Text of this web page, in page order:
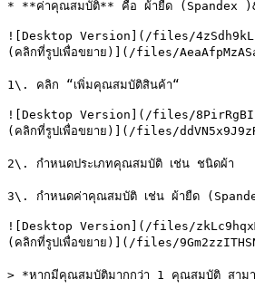
* **ค่าคุณสมบัติ** คือ ผ้ายืด (Spandex
![Desktop Version](/files/
(คลิกที่รูปเพื่อขยาย)](/files/
1\. คลิก “เพิ่มคุณสมบัติสินค้า“
![Desktop Version](/files/
(คลิกที่รูปเพื่อขยาย)](/files/
2\. กำหนดประเภทคุณสมบัติ เช่น ชนิดผ้า
3\. กำหนดค่าคุณสมบัติ เช่น ผ้ายืด
![Desktop Version](/files/
(คลิกที่รูปเพื่อขยาย)](/files/
> *หากมีคุณสมบัติมากกว่า 1 คุณสมบัติ สาม